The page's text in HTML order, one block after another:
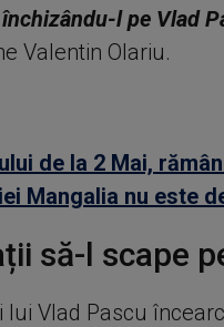
l pe Vlad
Valentin Olariu.
de la 2 Mai,
Mangalia nu este
să-l scape
Vlad Pascu